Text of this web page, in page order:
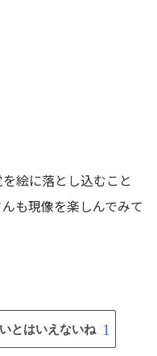
絵に落とし込むこと
も現像を楽しんでみて
とはいえないね 1